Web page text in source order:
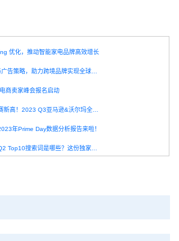
优化，推动智能家电品牌高效增长
生成式 AI 驱动关键词与广告策略，助力跨境品牌实现全球增长突破
商卖家峰会报名启动
宠物和食品类目转化率赛新高！2023 Q3亚马逊&沃尔玛全球电商CPC数据发布！
年Prime Day数据分析报告来啦！
哪些类目转化率喜人？Q2 Top10搜索词是哪些？这份独家报告来解答！